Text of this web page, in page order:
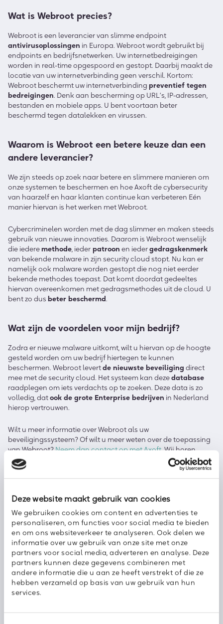
Deze website maakt gebruik van cookies
We gebruiken cookies om content en advertenties te
personaliseren, om functies voor social media te bieden
en om ons websiteverkeer te analyseren. Ook delen we
informatie over uw gebruik van onze site met onze
partners voor social media, adverteren en analyse. Deze
partners kunnen deze gegevens combineren met
andere informatie die u aan ze heeft verstrekt of die ze
hebben verzameld op basis van uw gebruik van hun
services.
Wat is Webroot precies?
Webroot is een leverancier van slimme endpoint
antivirusoplossingen in Europa. Webroot wordt gebruikt bij
endpoints en bedrijfsnetwerken. Uw internetbedreigingen
worden in real-time opgespoord en gestopt. Daarbij maakt de
locatie van uw internetverbinding geen verschil. Kortom:
Webroot beschermt uw internetverbinding preventief tegen
bedreigingen. Denk aan bescherming op URL’s, IP-adressen,
bestanden en mobiele apps. U bent voortaan beter
beschermd tegen datalekken en virussen.
Waarom is Webroot een betere keuze dan een
andere leverancier?
We zijn steeds op zoek naar betere en slimmere manieren om
onze systemen te beschermen en hoe Axoft de cybersecurity
van haarzelf en haar klanten continue kan verbeteren Eén
manier hiervan is het werken met Webroot.
Cybercriminelen worden met de dag slimmer en maken steeds
gebruik van nieuwe innovaties. Daarom is Webroot wenselijk
die iederemethode, ieder patroon en iedergedragskenmerk
van bekende malware in zijn security cloud stopt. Nu kan er
namelijk ook malware worden gestopt die nog niet eerder
bekende methodes toepast. Dat komt doordat gedeeltes
hiervan overeenkomen met gedragsmethodes uit de cloud. U
bent zo dus beter beschermd.
Wat zijn de voordelen voor mijn bedrijf?
Zodra er nieuwe malware uitkomt, wilt u hiervan op de hoogte
gesteld worden om uw bedrijf hiertegen te kunnen
beschermen. Webroot levertde nieuwste beveiliging direct
mee met de security cloud. Het systeem kan dezedatabase
raadplegen om iets verdachts op te zoeken. Deze data is zo
volledig, datook de grote Enterprise bedrijven in Nederland
hierop vertrouwen.
Wilt u meer informatie over Webroot als uw
beveiligingssysteem? Of wilt u meer weten over de toepassing
van Webroot?Neem dan contact op met Axoft. Wij horen
graag van u en staan klaar om uw vragen te beantwoorden.
Deel dit bericht met uw netwerk: